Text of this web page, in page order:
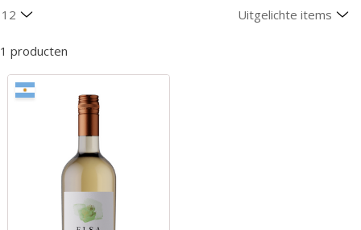
1 producten